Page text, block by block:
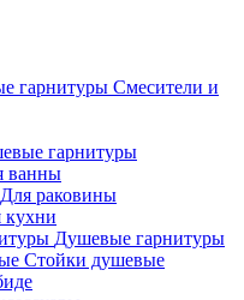
Смесители и
гарнитуры
ванны
Для раковины
кухни
Душевые гарнитуры
Стойки душевые